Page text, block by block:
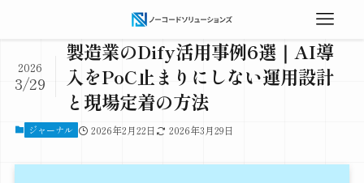
製造業のDify活用事例6選｜AI導
入をPoC止まりにしない運用設計
と現場定着の方法
2026
3/29
ジャーナル 2026年2月22日 2026年3月29日